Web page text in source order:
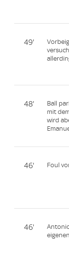
49'
48'
Ball
mit
wird
46' Foul
46'